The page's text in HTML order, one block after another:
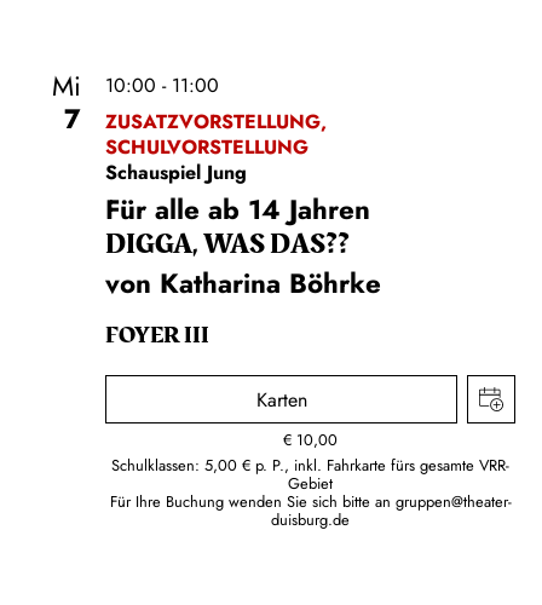
Mi
7
10:00 - 11:00
ZUSATZVORSTELLUNG,
SCHULVORSTELLUNG
Schauspiel Jung
Für alle ab 14 Jahren
DIGGA, WAS DAS??
von Katharina Böhrke
FOYER III
Karten
€ 10,00
Schulklassen: 5,00 € p. P., inkl. Fahrkarte fürs gesamte VRR-
Gebiet
Für Ihre Buchung wenden Sie sich bitte an gruppen@theater-
duisburg.de